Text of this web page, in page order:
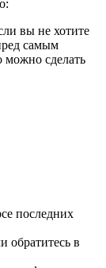
вы не хотите
самым
можно сделать
последних
обратитесь в